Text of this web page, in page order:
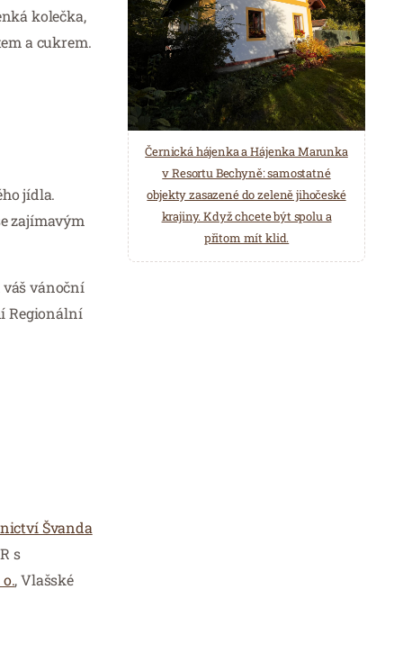
kolečka,
a cukrem.
jídla.
zajímavým
vánoční
Regionální
Švanda
s
, Vlašské
Černická hájenka a Hájenka Marunka
v Resortu Bechyně: samostatné
objekty zasazené do zeleně jihočeské
krajiny. Když chcete být spolu a
přitom mít klid.